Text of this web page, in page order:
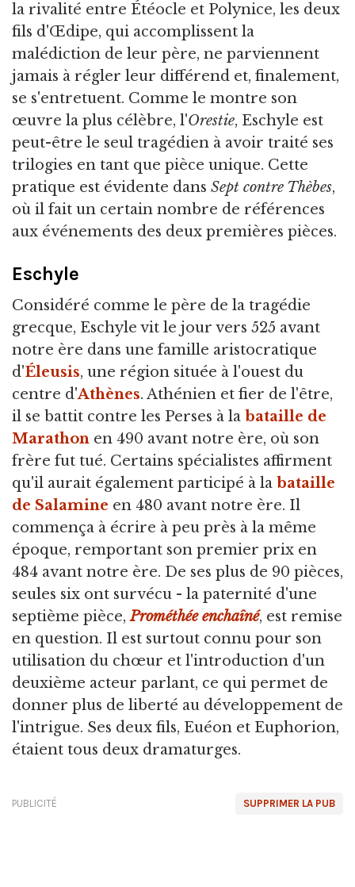
la rivalité entre Étéocle et Polynice, les deux
fils d'Œdipe, qui accomplissent la
malédiction de leur père, ne parviennent
jamais à régler leur différend et, finalement,
se s'entretuent. Comme le montre son
œuvre la plus célèbre, l'Orestie, Eschyle est
peut-être le seul tragédien à avoir traité ses
trilogies en tant que pièce unique. Cette
pratique est évidente dans Sept contre Thèbes,
où il fait un certain nombre de références
aux événements des deux premières pièces.
Eschyle
Considéré comme le père de la tragédie
grecque, Eschyle vit le jour vers 525 avant
notre ère dans une famille aristocratique
d'Éleusis, une région située à l'ouest du
centre d'Athènes. Athénien et fier de l'être,
il se battit contre les Perses à la bataille de
Marathon en 490 avant notre ère, où son
frère fut tué. Certains spécialistes affirment
qu'il aurait également participé à la bataille
de Salamine en 480 avant notre ère. Il
commença à écrire à peu près à la même
époque, remportant son premier prix en
484 avant notre ère. De ses plus de 90 pièces,
seules six ont survécu - la paternité d'une
septième pièce,Prométhée enchaîné, est remise
en question. Il est surtout connu pour son
utilisation du chœur et l'introduction d'un
deuxième acteur parlant, ce qui permet de
donner plus de liberté au développement de
l'intrigue. Ses deux fils, Euéon et Euphorion,
étaient tous deux dramaturges.
SUPPRIMER LA PUB
PUBLICITÉ